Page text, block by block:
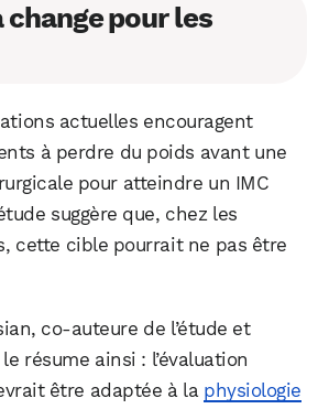
change pour les
actuelles encouragent
à perdre du poids avant une
pour atteindre un IMC
suggère que, chez les
cette cible pourrait ne pas être
co-auteure de l’étude et
résume ainsi : l’évaluation
être adaptée à la physiologie